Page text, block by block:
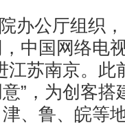
公厅组织，
中国网络电
江苏南京。此
”，为创客
、鲁、皖等